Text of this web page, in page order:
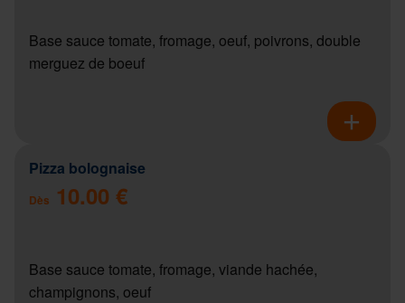
Base sauce tomate, fromage, oeuf, poivrons, double
merguez de boeuf
Pizza bolognaise
Dès 10.00 €
Base sauce tomate, fromage, viande hachée,
champignons, oeuf